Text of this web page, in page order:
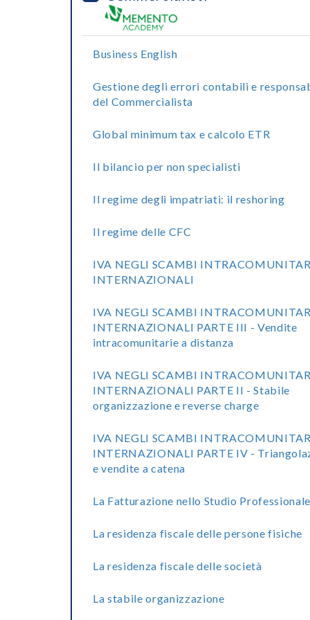
Business English
Gestione degli errori contabili e
del Commercialista
Global minimum tax e calcolo ETR
Il bilancio per non specialisti
Il regime degli impatriati: il reshoring
Il regime delle CFC
IVA NEGLI SCAMBI
INTERNAZIONALI
IVA NEGLI SCAMBI
INTERNAZIONALI PARTE III - Vendite
intracomunitarie a distanza
IVA NEGLI SCAMBI
INTERNAZIONALI PARTE II - Stabile
organizzazione e reverse charge
IVA NEGLI SCAMBI
INTERNAZIONALI PARTE IV -
e vendite a catena
La Fatturazione nello Studio Professionale
La residenza fiscale delle persone fisiche
La residenza fiscale delle società
La stabile organizzazione